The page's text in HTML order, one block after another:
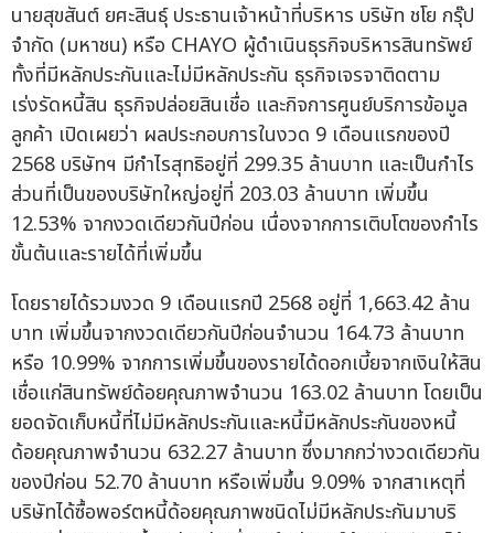
นายสุขสันต์ ยศะสินธุ์ ประธานเจ้าหน้าที่บริหาร บริษัท ชโย กรุ๊ป
จำกัด (มหาชน) หรือ CHAYO ผู้ดำเนินธุรกิจบริหารสินทรัพย์
ทั้งที่มีหลักประกันและไม่มีหลักประกัน ธุรกิจเจรจาติดตาม
เร่งรัดหนี้สิน ธุรกิจปล่อยสินเชื่อ และกิจการศูนย์บริการข้อมูล
ลูกค้า เปิดเผยว่า ผลประกอบการในงวด 9 เดือนแรกของปี
2568 บริษัทฯ มีกำไรสุทธิอยู่ที่ 299.35 ล้านบาท และเป็นกำไร
ส่วนที่เป็นของบริษัทใหญ่อยู่ที่ 203.03 ล้านบาท เพิ่มขึ้น
12.53% จากงวดเดียวกันปีก่อน เนื่องจากการเติบโตของกำไร
ขั้นต้นและรายได้ที่เพิ่มขึ้น
โดยรายได้รวมงวด 9 เดือนแรกปี 2568 อยู่ที่ 1,663.42 ล้าน
บาท เพิ่มขึ้นจากงวดเดียวกันปีก่อนจำนวน 164.73 ล้านบาท
หรือ 10.99% จากการเพิ่มขึ้นของรายได้ดอกเบี้ยจากเงินให้สิน
เชื่อแก่สินทรัพย์ด้อยคุณภาพจำนวน 163.02 ล้านบาท โดยเป็น
ยอดจัดเก็บหนี้ที่ไม่มีหลักประกันและหนี้มีหลักประกันของหนี้
ด้อยคุณภาพจำนวน 632.27 ล้านบาท ซึ่งมากกว่างวดเดียวกัน
ของปีก่อน 52.70 ล้านบาท หรือเพิ่มขึ้น 9.09% จากสาเหตุที่
บริษัทได้ซื้อพอร์ตหนี้ด้อยคุณภาพชนิดไม่มีหลักประกันมาบริ